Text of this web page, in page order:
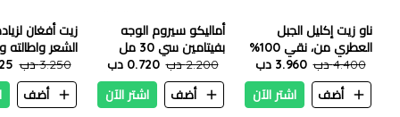
ناو زيت إكليل الجبل
العطري من، نقي 100%
- 30 مل4.400 دب
3.960 دب
أضف
اشتر الآن
أماليكو سيروم الوجه
بفيتامين سي 30 مل
2.200 دب
0.720 دب
أضف
اشتر الآن
زيت أفغان
الشعر واطالته
تساقط الشعر - 200
3.250 دب
أضف